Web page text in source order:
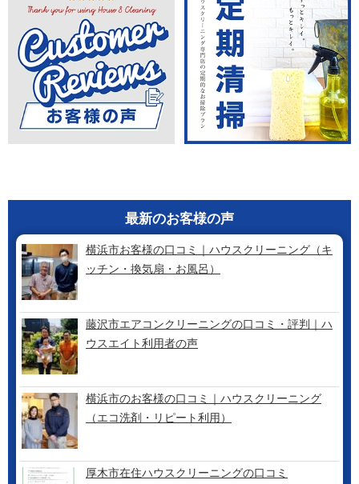
最新のお客様の声
横浜市お客様の口コミ｜ハウスクリーニング（キ
ッチン・換気扇・お風呂）
藤沢市エアコンクリーニングの口コミ・評判｜ハ
ウスエイト利用者の声
横浜市のお客様の口コミ｜ハウスクリーニング
（エコ洗剤・リピート利用）
厚木市在住ハウスクリーニングの口コミ